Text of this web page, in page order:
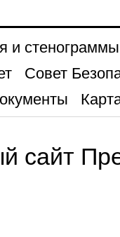
и стенограммы
Совет
сайт